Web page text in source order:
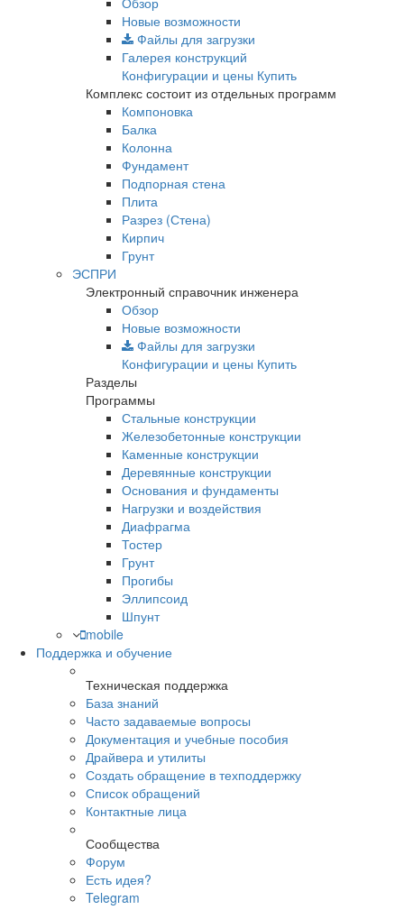
Новые возможности
Файлы для загрузки
Галерея конструкций
Конфигурации и цены Купить
Комплекс состоит из отдельных программ
Компоновка
Балка
Колонна
Фундамент
Подпорная стена
Плита
Разрез (Стена)
Кирпич
Грунт
ЭСПРИ
Электронный справочник инженера
Обзор
Новые возможности
Файлы для загрузки
Конфигурации и цены Купить
Разделы
Программы
Стальные конструкции
Железобетонные конструкции
Каменные конструкции
Деревянные конструкции
Основания и фундаменты
Нагрузки и воздействия
Диафрагма
Тостер
Грунт
Прогибы
Эллипсоид
Шпунт
mobile
Поддержка и обучение
Техническая поддержка
База знаний
Часто задаваемые вопросы
Документация и учебные пособия
Драйвера и утилиты
Создать обращение в техподдержку
Список обращений
Контактные лица
Сообщества
Форум
Есть идея?
Telegram